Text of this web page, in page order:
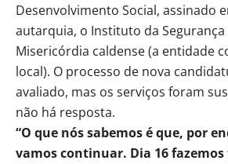
Desenvolvimento Social, assinado
autarquia, o Instituto da Segurança
Misericórdia caldense (a entidade
local). O processo de nova
avaliado, mas os serviços foram
não há resposta.
“O que nós sabemos é que, por
vamos continuar. Dia 16 fazemos